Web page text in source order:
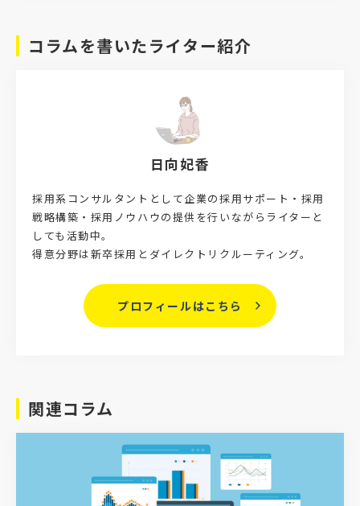
コラムを書いたライター紹介
日向妃香
プロフィールはこちら
採用系コンサルタントとして企業の採用サポート・採用
戦略構築・採用ノウハウの提供を行いながらライターと
しても活動中。
得意分野は新卒採用とダイレクトリクルーティング。
関連コラム